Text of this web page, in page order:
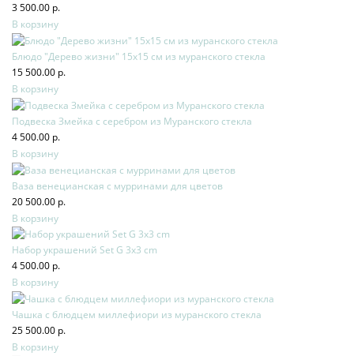
3 500.00 р.
В корзину
Блюдо "Дерево жизни" 15х15 см из муранского стекла
15 500.00 р.
В корзину
Подвеска Змейка с серебром из Муранского стекла
4 500.00 р.
В корзину
Ваза венецианская с мурринами для цветов
20 500.00 р.
В корзину
Набор украшений Set G 3x3 cm
4 500.00 р.
В корзину
Чашка с блюдцем миллефиори из муранского стекла
25 500.00 р.
В корзину